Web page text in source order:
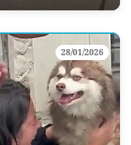
28/01/2026